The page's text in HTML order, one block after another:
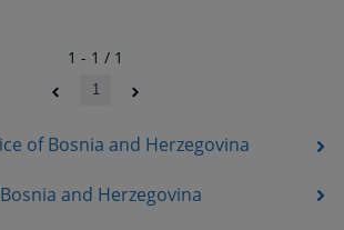
of Bosnia and Herzegovina
and Herzegovina
1 - 1 / 1
1